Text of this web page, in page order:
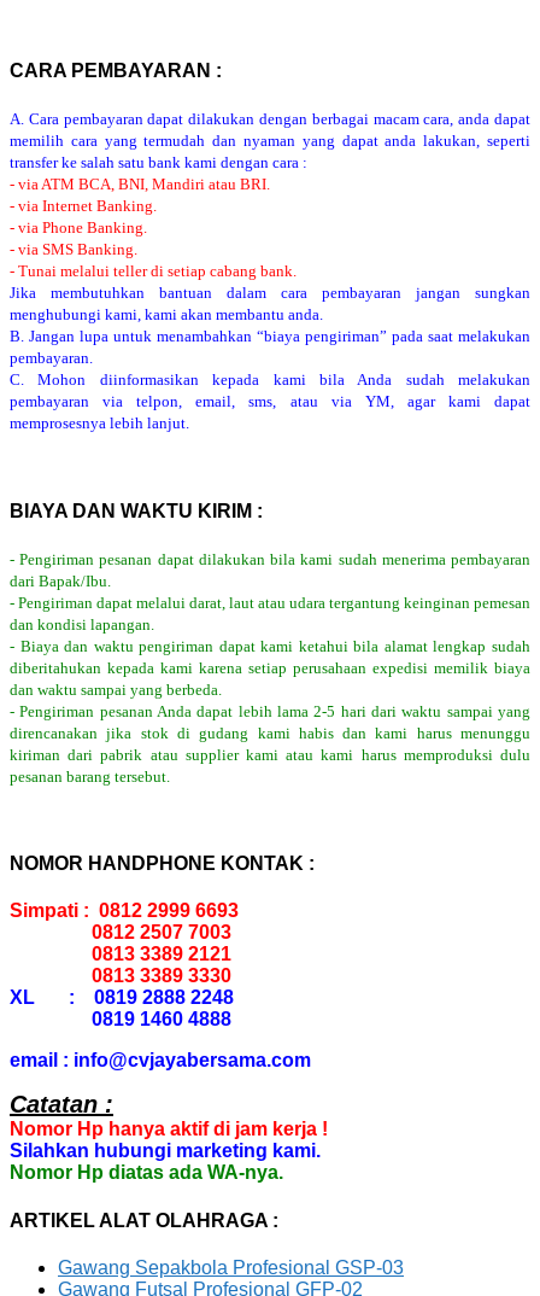
CARA PEMBAYARAN :
A. Cara pembayaran dapat dilakukan dengan berbagai macam cara, anda dapat
memilih cara yang termudah dan nyaman yang dapat anda lakukan, seperti
transfer ke salah satu bank kami dengan cara :
- via ATM BCA, BNI, Mandiri atau BRI.
- via Internet Banking.
- via Phone Banking.
- via SMS Banking.
- Tunai melalui teller di setiap cabang bank.
Jika membutuhkan bantuan dalam cara pembayaran jangan sungkan
menghubungi kami, kami akan membantu anda.
B. Jangan lupa untuk menambahkan “biaya pengiriman” pada saat melakukan
pembayaran.
C. Mohon diinformasikan kepada kami bila Anda sudah melakukan
pembayaran via telpon, email, sms, atau via YM, agar kami dapat
memprosesnya lebih lanjut.
BIAYA DAN WAKTU KIRIM :
- Pengiriman pesanan dapat dilakukan bila kami sudah menerima pembayaran
dari Bapak/Ibu.
- Pengiriman dapat melalui darat, laut atau udara tergantung keinginan pemesan
dan kondisi lapangan.
- Biaya dan waktu pengiriman dapat kami ketahui bila alamat lengkap sudah
diberitahukan kepada kami karena setiap perusahaan expedisi memilik biaya
dan waktu sampai yang berbeda.
- Pengiriman pesanan Anda dapat lebih lama 2-5 hari dari waktu sampai yang
direncanakan jika stok di gudang kami habis dan kami harus menunggu
kiriman dari pabrik atau supplier kami atau kami harus memproduksi dulu
pesanan barang tersebut.
NOMOR HANDPHONE KONTAK :
Simpati : 0812 2999 6693
0812 2507 7003
0813 3389 2121
0813 3389 3330
XL : 0819 2888 2248
0819 1460 4888
email : info@cvjayabersama.com
Catatan :
Nomor Hp hanya aktif di jam kerja !
Silahkan hubungi marketing kami.
Nomor Hp diatas ada WA-nya.
ARTIKEL ALAT OLAHRAGA :
Gawang Sepakbola Profesional GSP-03
Gawang Futsal Profesional GFP-02